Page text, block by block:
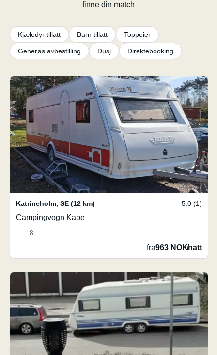
finne din match
Kjæledyr tillatt Barn tillatt Toppeier
Generøs avbestilling Dusj Direktebooking
Katrineholm, SE (12 km) 5.0 (1)
Campingvogn Kabe
8
fra963 NOK/natt